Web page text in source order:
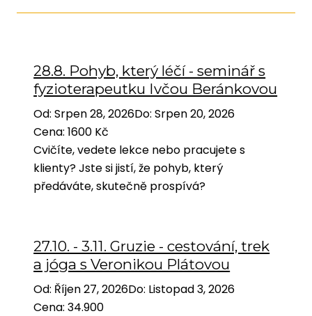
28.8. Pohyb, který léčí - seminář s
fyzioterapeutku Ivčou Beránkovou
Od: Srpen 28, 2026Do: Srpen 20, 2026
Cena: 1600 Kč
Cvičíte, vedete lekce nebo pracujete s
klienty? Jste si jistí, že pohyb, který
předáváte, skutečně prospívá?
27.10. - 3.11. Gruzie - cestování, trek
a jóga s Veronikou Plátovou
Od: Říjen 27, 2026Do: Listopad 3, 2026
Cena: 34.900